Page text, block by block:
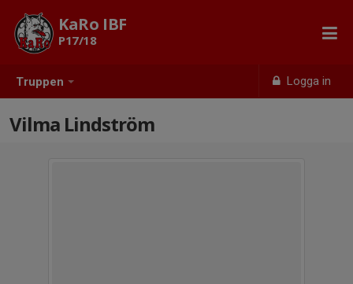
Truppen Logga in
KaRo IBF
P17/18
Vilma Lindström